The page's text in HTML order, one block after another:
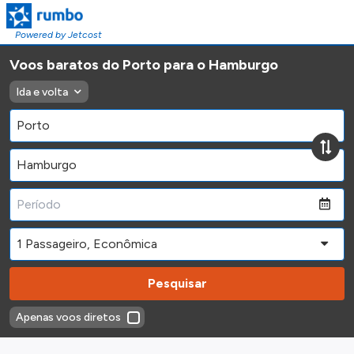
Powered by Jetcost
Voos baratos do Porto para o Hamburgo
Ida e volta
Pesquisar
Apenas voos diretos